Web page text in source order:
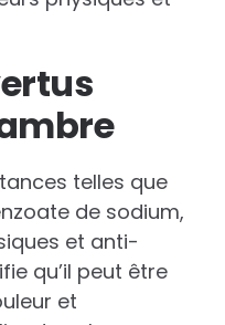
telles que
de sodium,
et anti-
qu’il peut être
et